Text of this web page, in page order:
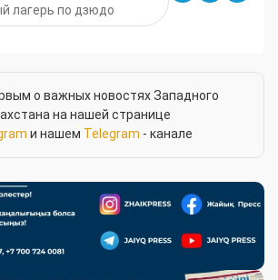
лагерь по дзюдо
о важных новостях Западного
на нашей странице
и нашем Telegram - канале